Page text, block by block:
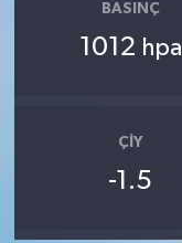
BASINÇ
1012 hpa
ÇIY
-1.5